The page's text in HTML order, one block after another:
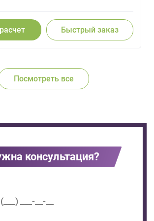
Быстрый заказ
Посмотреть все
консультация?